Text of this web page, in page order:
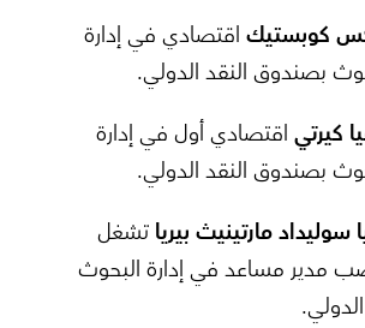
كوبستيكاقتصادي في إدارة
بصندوق النقد الدولي.
كيرتياقتصادي أول في إدارة
بصندوق النقد الدولي.
سوليداد مارتينيثبيرياتشغل
مدير مساعد في إدارة البحوث